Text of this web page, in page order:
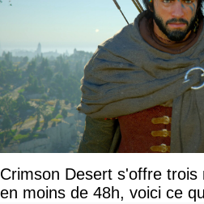
Crimson Desert s'offre trois
en moins de 48h, voici ce